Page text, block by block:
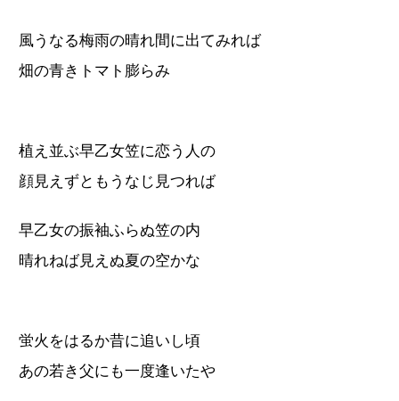
風うなる梅雨の晴れ間に出てみれば
畑の青きトマト膨らみ
植え並ぶ早乙女笠に恋う人の
顔見えずともうなじ見つれば
早乙女の振袖ふらぬ笠の内
晴れねば見えぬ夏の空かな
蛍火をはるか昔に追いし頃
あの若き父にも一度逢いたや